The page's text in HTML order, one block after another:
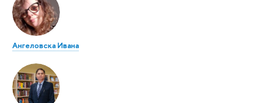
Ангеловска Ивана